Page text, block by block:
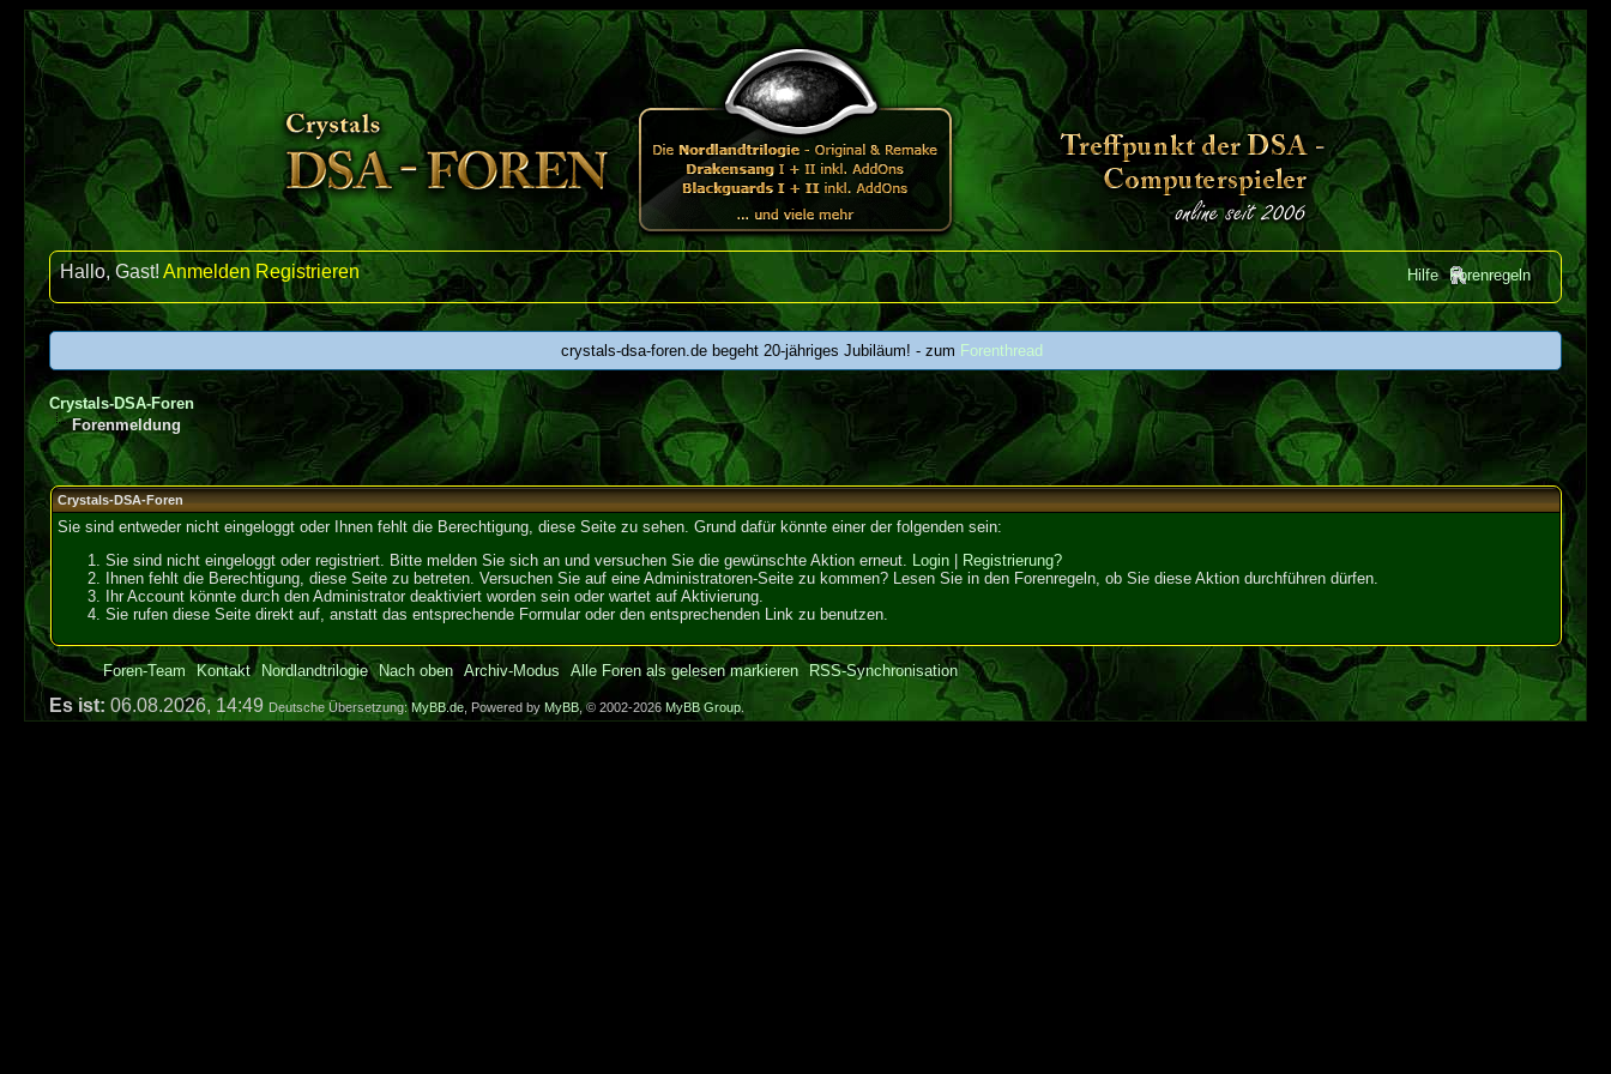
Hilfe Forenregeln
Hallo, Gast!Anmelden Registrieren
crystals-dsa-foren.de begeht 20-jähriges Jubiläum! - zum Forenthread
Crystals-DSA-Foren
Forenmeldung
Crystals-DSA-Foren
Sie sind entweder nicht eingeloggt oder Ihnen fehlt die Berechtigung, diese Seite zu sehen. Grund dafür könnte einer der folgenden sein:
Sie sind nicht eingeloggt oder registriert. Bitte melden Sie sich an und versuchen Sie die gewünschte Aktion erneut. Login|
Registrierung?
Ihnen fehlt die Berechtigung, diese Seite zu betreten. Versuchen Sie auf eine Administratoren-Seite zu kommen? Lesen Sie in den Forenregeln, ob Sie diese Aktion durchführen dürfen.
Ihr Account könnte durch den Administrator deaktiviert worden sein oder wartet auf Aktivierung.
Sie rufen diese Seite direkt auf, anstatt das entsprechende Formular oder den entsprechenden Link zu benutzen.
Foren-Team Kontakt Nordlandtrilogie Nach oben Archiv-Modus Alle Foren als gelesen markieren RSS-Synchronisation
Es ist: 06.08.2026, 14:49 Deutsche Übersetzung:MyBB.de , Powered by MyBB , © 2002-2026 MyBB Group.